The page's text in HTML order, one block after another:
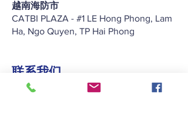
越南海防市
CATBI PLAZA - #1 LE Hong Phong, Lam
Ha, Ngo Quyen, TP Hai Phong
联系我们
+852 2422 2838